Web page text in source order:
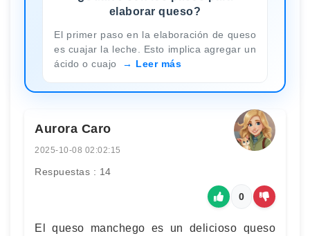
elaborar queso?
El primer paso en la elaboración de queso
es cuajar la leche. Esto implica agregar un
ácido o cuajo
Leer más
Aurora Caro
2025-10-08 02:02:15
Respuestas : 14
0
El queso manchego es un delicioso queso